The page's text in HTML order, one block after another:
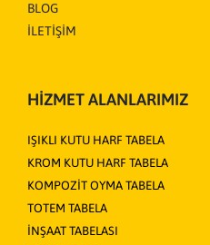
BLOG
İLETİŞİM
HİZMET ALANLARIMIZ
IŞIKLI KUTU HARF TABELA
KROM KUTU HARF TABELA
KOMPOZİT OYMA TABELA
TOTEM TABELA
İNŞAAT TABELASI